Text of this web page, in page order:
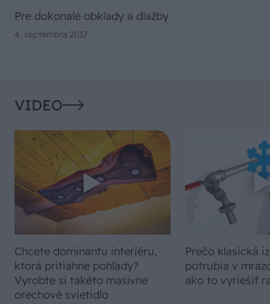
Pre dokonalé obklady a dlažby
4. septembra 2017
VIDEO
Chcete dominantu interiéru,
ktorá pritiahne pohľady?
Vyrobte si takéto masívne
orechové svietidlo
Prečo klasická
potrubia v
ako to vyriešiť